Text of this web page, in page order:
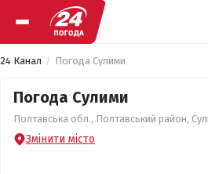
24 Канал Погода Сулими
Погода Сулими
Полтавська обл., Полтавський район,
Змінити місто